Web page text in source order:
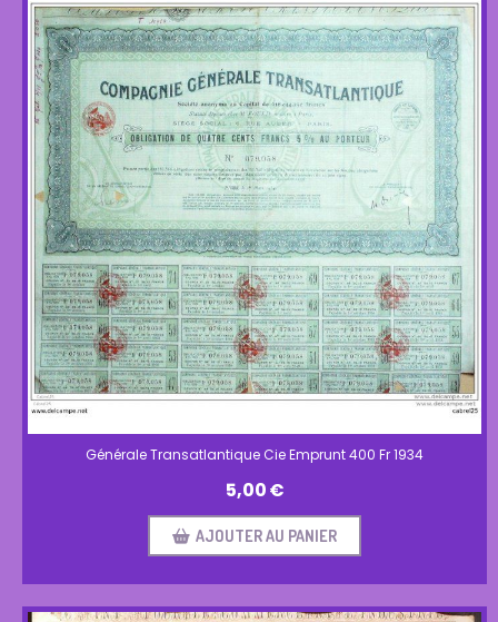
Générale Transatlantique Cie Emprunt 400 Fr 1934
5,00€
AJOUTER AU PANIER